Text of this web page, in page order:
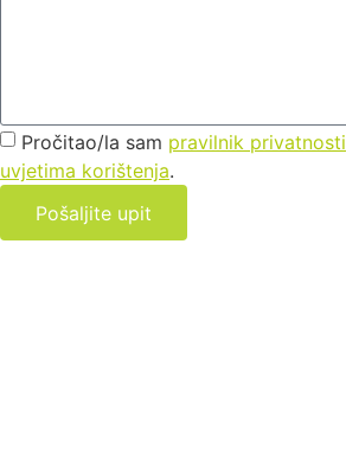
Pročitao/la sam pravilnik privatnosti
uvjetima korištenja.
Pošaljite upit